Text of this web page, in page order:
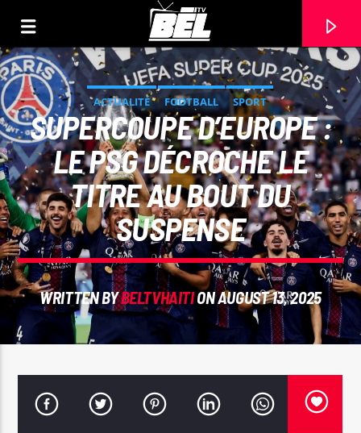
CURRENT TRACK
TITLE
ARTIST
ACTUALITÉ FOOTBALL SPORT
SUPERCOUPE D’EUROPE :
LE PSG DÉCROCHE LE
TITRE AU BOUT DU
SUSPENSE
WRITTEN BYBELTVHAITION AUGUST 13, 2025